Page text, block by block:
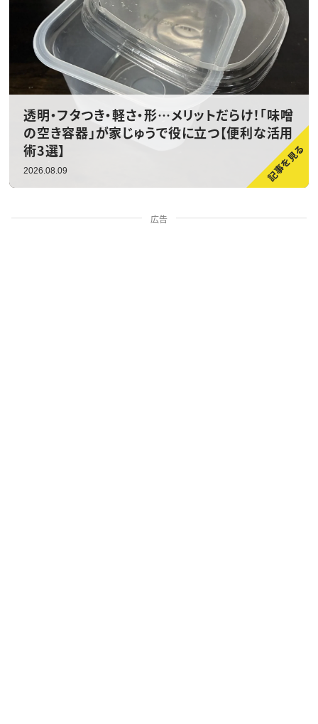
透明・フタつき・軽さ・形…メリットだらけ！「味噌
の空き容器」が家じゅうで役に立つ【便利な活用
術3選】
2026.08.09
広告